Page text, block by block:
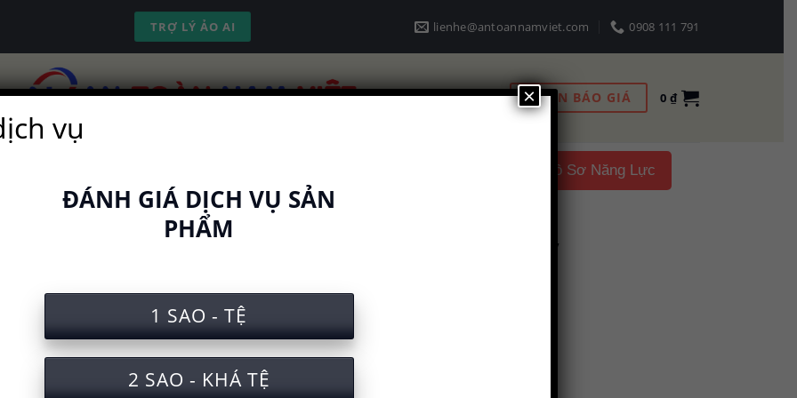
TRỢ LÝ ẢO AI lienhe@antoannamviet.com 0908 111 791
NHẬN BÁO GIÁ 0 ₫
Hồ Sơ Năng Lực
an toàn lao động khi vận hành máy
vụ
ĐÁNH GIÁ DỊCH VỤ SẢN
PHẨM
1 SAO - TỆ
2 SAO - KHÁ TỆ
×